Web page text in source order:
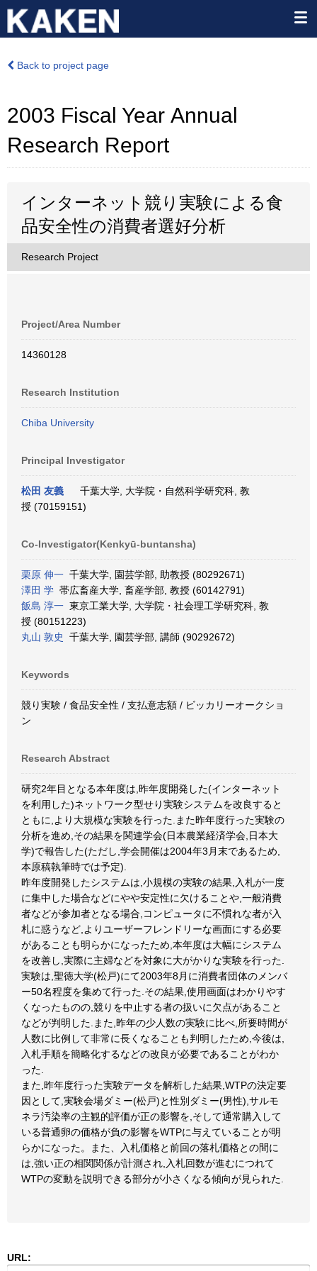
Back to project page
2003 Fiscal Year Annual
Research Report
インターネット競り実験による食
品安全性の消費者選好分析
Research Project
Project/Area Number
14360128
Research Institution
Chiba University
Principal Investigator
松田 友義
千葉大学, 大学院・自然科学研究科, 教
授 (70159151)
Co-Investigator(Kenkyū-buntansha)
栗原 伸一 千葉大学, 園芸学部, 助教授 (80292671)
澤田 学 帯広畜産大学, 畜産学部, 教授 (60142791)
飯島 淳一 東京工業大学, 大学院・社会理工学研究科, 教
授 (80151223)
丸山 敦史
千葉大学, 園芸学部, 講師 (90292672)
Keywords
競り実験 / 食品安全性 / 支払意志額 / ビッカリーオークショ
ン
Research Abstract
研究2年目となる本年度は,昨年度開発した(インターネット
を利用した)ネットワーク型せり実験システムを改良すると
ともに,より大規模な実験を行った.また昨年度行った実験の
分析を進め,その結果を関連学会(日本農業経済学会,日本大
学)で報告した(ただし,学会開催は2004年3月末であるため,
本原稿執筆時では予定).
昨年度開発したシステムは,小規模の実験の結果,入札が一度
に集中した場合などにやや安定性に欠けることや,一般消費
者などが参加者となる場合,コンピュータに不慣れな者が入
札に惑うなど,よりユーザーフレンドリーな画面にする必要
があることも明らかになったため,本年度は大幅にシステム
を改善し,実際に主婦などを対象に大がかりな実験を行った.
実験は,聖徳大学(松戸)にて2003年8月に消費者団体のメンバ
ー50名程度を集めて行った.その結果,使用画面はわかりやす
くなったものの,競りを中止する者の扱いに欠点があること
などが判明した.また,昨年の少人数の実験に比べ,所要時間が
人数に比例して非常に長くなることも判明したため,今後は,
入札手順を簡略化するなどの改良が必要であることがわか
った.
また,昨年度行った実験データを解析した結果,WTPの決定要
因として,実験会場ダミー(松戸)と性別ダミー(男性),サルモ
ネラ汚染率の主観的評価が正の影響を,そして通常購入して
いる普通卵の価格が負の影響をWTPに与えていることが明
らかになった。また、入札価格と前回の落札価格との間に
は,強い正の相関関係が計測され,入札回数が進むにつれて
WTPの変動を説明できる部分が小さくなる傾向が見られた.
URL: